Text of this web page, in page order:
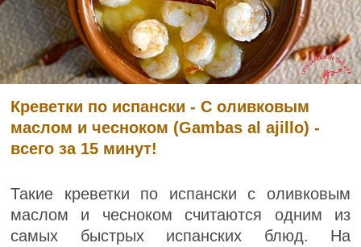
Креветки по испански - С оливковым
маслом и чесноком (Gambas al ajillo) -
всего за 15 минут!
Такие креветки по испански с оливковым
маслом и чесноком считаются одним из
самых быстрых испанских блюд. На